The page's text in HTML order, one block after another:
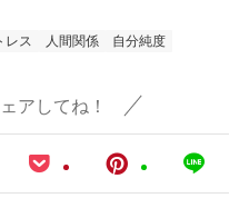
レス 人間関係 自分純度
アしてね！